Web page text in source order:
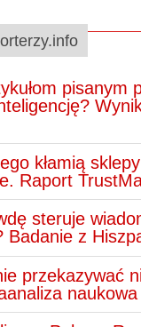
pisanym
kłamią sklepy
Raport
steruje
Badanie z
przekazywać
naukowa